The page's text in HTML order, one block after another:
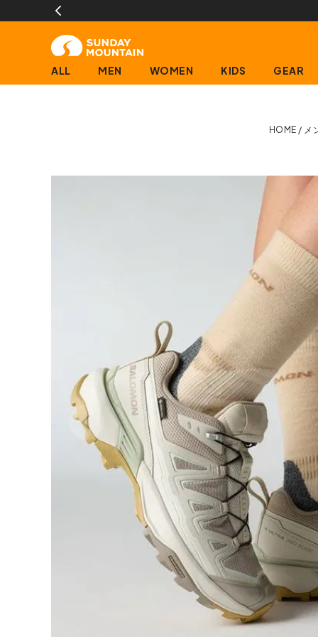
ALL MEN WOMEN KIDS GEAR
HOME メ